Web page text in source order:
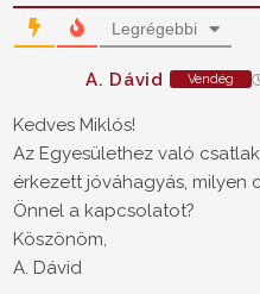
Legrégebbi
A. Dávid Vendég
Kedves Miklós!
Az Egyesülethez való
érkezett jóváhagyás, milyen
Önnel a kapcsolatot?
Köszönöm,
A. Dávid